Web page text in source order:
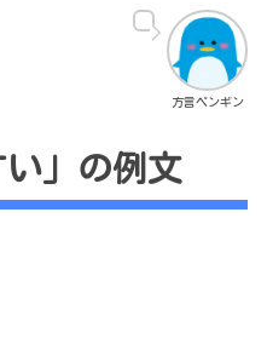
方言ペンギン
い」の例文